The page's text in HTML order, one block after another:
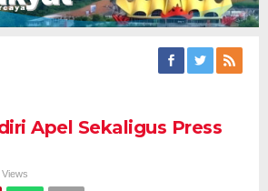
Apel Sekaligus Press